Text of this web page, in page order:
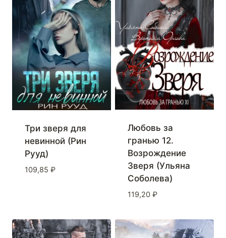
Три зверя для
невинной (Рин
Рууд)
109,85 ₽
Любовь за
гранью 12.
Возрождение
Зверя (Ульяна
Соболева)
119,20 ₽